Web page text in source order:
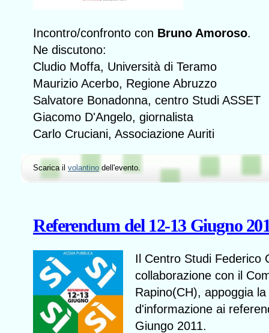
Incontro/confronto con Bruno Amoroso.
Ne discutono:
Cludio Moffa, Università di Teramo
Maurizio Acerbo, Regione Abruzzo
Salvatore Bonadonna, centro Studi ASSET
Giacomo D'Angelo, giornalista
Carlo Cruciani, Associazione Auriti
Scarica il volantino dell'evento.
Referendum del 12-13 Giugno
Il Centro Studi Federico
collaborazione con il
Rapino(CH), appoggia
d'informazione ai
Giungo 2011.